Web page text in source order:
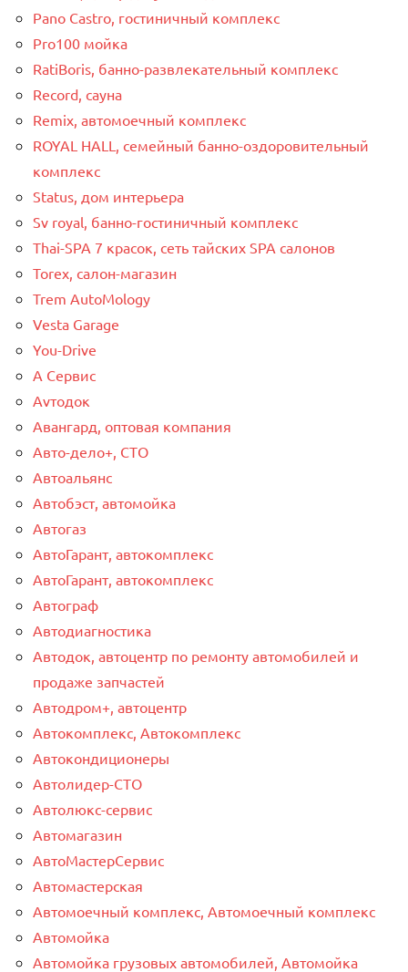
Pano Castro, гостиничный комплекс
Pro100 мойка
RatiBoris, банно-развлекательный комплекс
Record, сауна
Remix, автомоечный комплекс
ROYAL HALL, семейный банно-оздоровительный
комплекс
Status, дом интерьера
Sv royal, банно-гостиничный комплекс
Thai-SPA 7 красок, сеть тайских SPA салонов
Torex, салон-магазин
Trem AutoMology
Vesta Garage
You-Drive
А Сервис
Аvтодок
Авангард, оптовая компания
Авто-дело+, СТО
Автоальянс
Автобэст, автомойка
Автогаз
АвтоГарант, автокомплекс
АвтоГарант, автокомплекс
Автограф
Автодиагностика
Автодок, автоцентр по ремонту автомобилей и
продаже запчастей
Автодром+, автоцентр
Автокомплекс, Автокомплекс
Автокондиционеры
Автолидер-СТО
Автолюкс-сервис
Автомагазин
АвтоМастерСервис
Автомастерская
Автомоечный комплекс, Автомоечный комплекс
Автомойка
Автомойка грузовых автомобилей, Автомойка